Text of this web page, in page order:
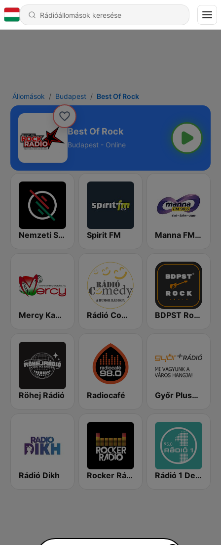
Állomások Budapest Best Of Rock
Best Of Rock
Budapest - Online
Nemzeti Sportrádió Spirit FM Manna FM 98.6
Mercy Kabaré Rádió Comedy BDPST Rock
Röhej Rádió Radiocafé Győr Plusz Rádió
Rádió Dikh Rocker Rádió Rádió 1 Debrecen